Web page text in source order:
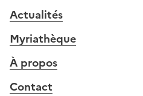
Actualités
Myriathèque
À propos
Contact